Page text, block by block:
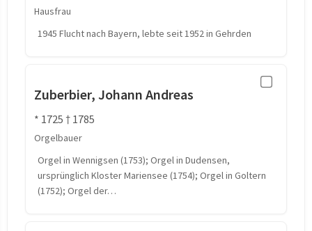
Hausfrau
1945 Flucht nach Bayern, lebte seit 1952 in Gehrden
Zuberbier, Johann Andreas
* 1725 † 1785
Orgelbauer
Orgel in Wennigsen (1753); Orgel in Dudensen,
ursprünglich Kloster Mariensee (1754); Orgel in Goltern
(1752); Orgel der…